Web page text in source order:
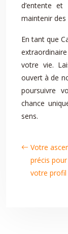
d’entente
maintenir
En tant que
votre vie.
ouvert à de
poursuivre
chance
sens.
Votre
précis
votre profil